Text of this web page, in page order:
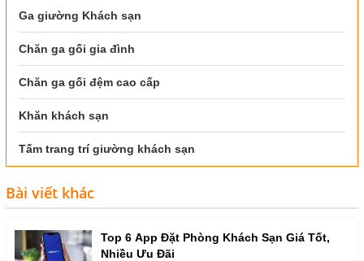
Ga giường Khách sạn
Chăn ga gối gia đình
Chăn ga gối đệm cao cấp
Khăn khách sạn
Tấm trang trí giường khách sạn
Bài viết khác
Top 6 App Đặt Phòng Khách Sạn Giá Tốt,
Nhiều Ưu Đãi